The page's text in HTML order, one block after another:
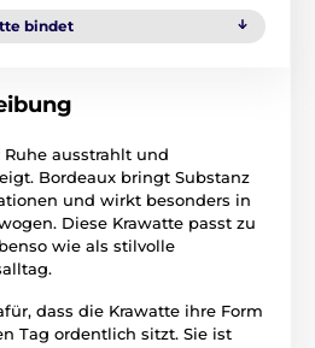
bindet
ausstrahlt und
Bordeaux bringt Substanz
und wirkt besonders in
Diese Krawatte passt zu
wie als stilvolle
dass die Krawatte ihre Form
Tag ordentlich sitzt. Sie ist